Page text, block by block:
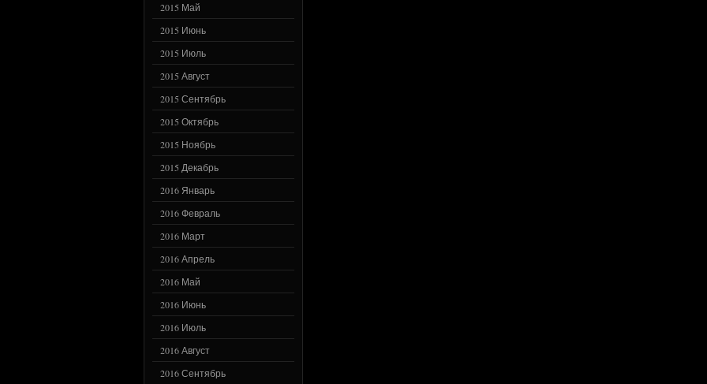
2015 Май
2015 Июнь
2015 Июль
2015 Август
2015 Сентябрь
2015 Октябрь
2015 Ноябрь
2015 Декабрь
2016 Январь
2016 Февраль
2016 Март
2016 Апрель
2016 Май
2016 Июнь
2016 Июль
2016 Август
2016 Сентябрь